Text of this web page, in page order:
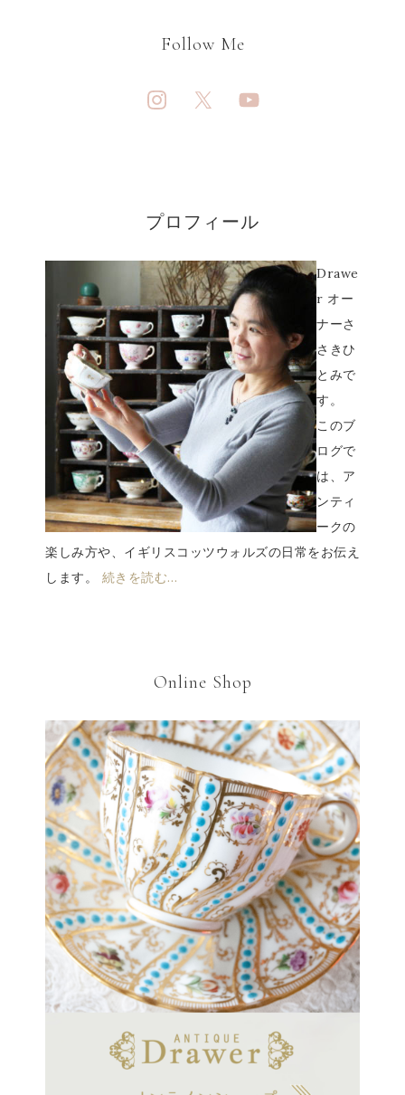
Follow Me
プロフィール
Drawe
r オー
ナーさ
さきひ
とみで
す。
このブ
ログで
は、ア
ンティ
ークの
楽しみ方や、イギリスコッツウォルズの日常をお伝え
します。 続きを読む…
Online Shop